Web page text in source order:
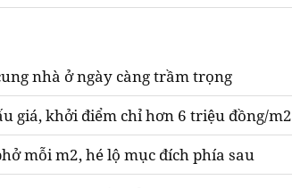
nhà ở ngày càng trầm trọng
giá, khởi điểm chỉ hơn 6 triệu đồng/m2
mỗi m2, hé lộ mục đích phía sau